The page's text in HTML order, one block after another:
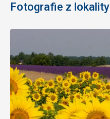
Fotografie z lokality